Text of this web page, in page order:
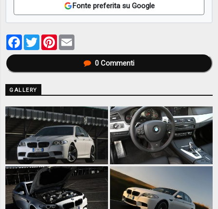
Fonte preferita su Google
Facebook
TwitterPinterest
0Commenti
GALLERY